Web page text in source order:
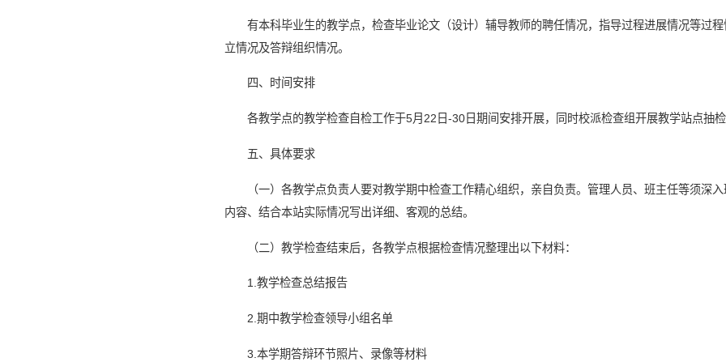
有本科毕业生的教学点，检查毕业论文（设计）辅导教师的聘任情况，指导过程进展情况等过
立情况及答辩组织情况。
四、时间安排
各教学点的教学检查自检工作于5月22日-30日期间安排开展，同时校派检查组开展教学站点抽
五、具体要求
（一）各教学点负责人要对教学期中检查工作精心组织，亲自负责。管理人员、班主任等须深
内容、结合本站实际情况写出详细、客观的总结。
（二）教学检查结束后，各教学点根据检查情况整理出以下材料：
1.教学检查总结报告
2.期中教学检查领导小组名单
3.本学期答辩环节照片、录像等材料